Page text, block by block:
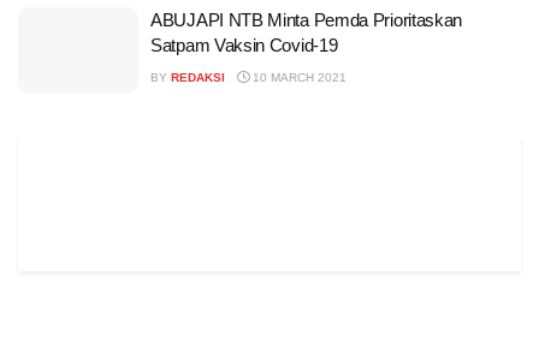
ABUJAPI NTB Minta Pemda Prioritaskan
Satpam Vaksin Covid-19
BY REDAKSI 10 MARCH 2021